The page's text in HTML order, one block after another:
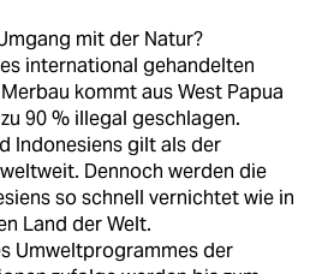
mit der Natur?
international gehandelten
kommt aus West Papua
90 % illegal geschlagen.
Indonesiens gilt als der
Dennoch werden die
so schnell vernichtet wie in
Land der Welt.
Umweltprogrammes der